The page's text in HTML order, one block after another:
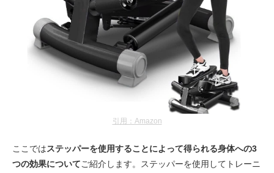
引用：Amazon
ここではステッパーを使用することによって得られる身体への3
つの効果についてご紹介します。ステッパーを使用してトレーニ